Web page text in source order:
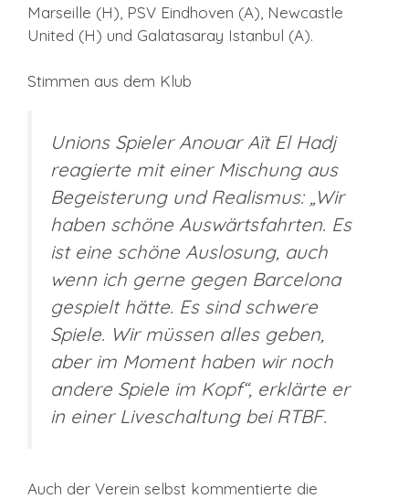
Marseille (H), PSV Eindhoven (A), Newcastle
United (H) und Galatasaray Istanbul (A).
Stimmen aus dem Klub
Unions Spieler Anouar Aït El Hadj
reagierte mit einer Mischung aus
Begeisterung und Realismus: „Wir
haben schöne Auswärtsfahrten. Es
ist eine schöne Auslosung, auch
wenn ich gerne gegen Barcelona
gespielt hätte. Es sind schwere
Spiele. Wir müssen alles geben,
aber im Moment haben wir noch
andere Spiele im Kopf“, erklärte er
in einer Liveschaltung bei RTBF.
Auch der Verein selbst kommentierte die